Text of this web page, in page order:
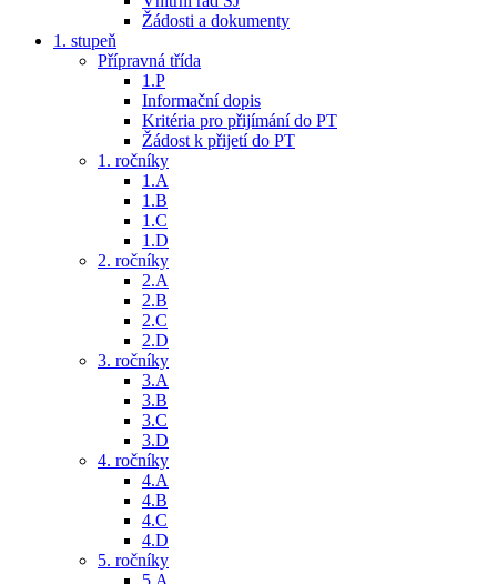
Žádosti a dokumenty
1. stupeň
Přípravná třída
1.P
Informační dopis
Kritéria pro přijímání do PT
Žádost k přijetí do PT
1. ročníky
1.A
1.B
1.C
1.D
2. ročníky
2.A
2.B
2.C
2.D
3. ročníky
3.A
3.B
3.C
3.D
4. ročníky
4.A
4.B
4.C
4.D
5. ročníky
5.A